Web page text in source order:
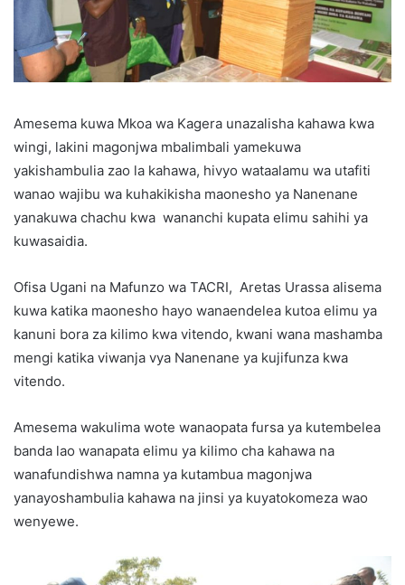
Amesema kuwa Mkoa wa Kagera unazalisha kahawa kwa
wingi, lakini magonjwa mbalimbali yamekuwa
yakishambulia zao la kahawa, hivyo wataalamu wa utafiti
wanao wajibu wa kuhakikisha maonesho ya Nanenane
yanakuwa chachu kwa wananchi kupata elimu sahihi ya
kuwasaidia.
Ofisa Ugani na Mafunzo wa TACRI, Aretas Urassa alisema
kuwa katika maonesho hayo wanaendelea kutoa elimu ya
kanuni bora za kilimo kwa vitendo, kwani wana mashamba
mengi katika viwanja vya Nanenane ya kujifunza kwa
vitendo.
Amesema wakulima wote wanaopata fursa ya kutembelea
banda lao wanapata elimu ya kilimo cha kahawa na
wanafundishwa namna ya kutambua magonjwa
yanayoshambulia kahawa na jinsi ya kuyatokomeza wao
wenyewe.